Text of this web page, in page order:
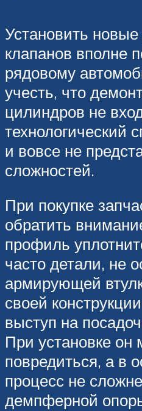
Установить
клапанов вполне
рядовому
учесть, что
цилиндров не
технологический
и вовсе не
сложностей.
При покупке
обратить
профиль
часто детали, не
армирующей
своей
выступ на
При установке он
повредиться, а в
процесс не
демпферной